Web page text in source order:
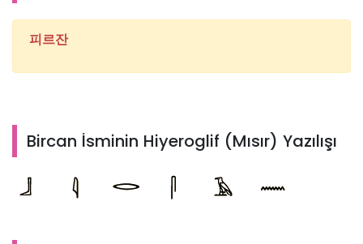
피르잔
Bircan İsminin Hiyeroglif (Mısır) Yazılışı